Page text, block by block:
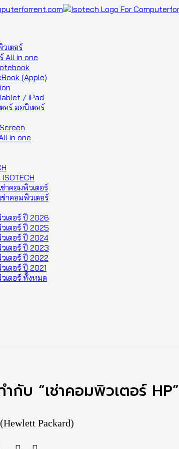
วเตอร์
All in one
(Apple)
/ iPad
อร์ มอนิเตอร์
in one
าคอมพิวเตอร์
าคอมพิวเตอร์
เตอร์ ปี 2026
เตอร์ ปี 2025
เตอร์ ปี 2024
เตอร์ ปี 2023
เตอร์ ปี 2022
เตอร์ ปี 2021
เตอร์ ทั้งหมด
กับ “เช่าคอมพิวเตอร์ HP”
Packard)